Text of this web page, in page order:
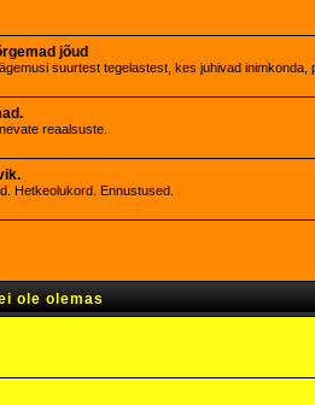
jõud
suurtest tegelastest, kes juhivad inimkonda,
reaalsuste.
Hetkeolukord. Ennustused.
ole olemas